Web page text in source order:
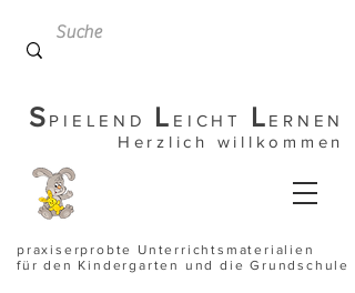
S PIELEND L EICHT L ERNEN
Herzlich willkommen
praxiserprobte Unterrichtsmaterialien
für den Kindergarten und die Grundschule